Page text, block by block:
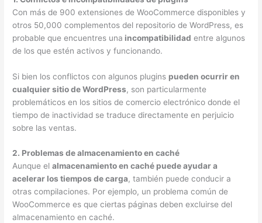
Con más de 900 extensiones de WooCommerce disponibles y
otros 50,000 complementos del repositorio de WordPress, es
probable que encuentres una incompatibilidad entre algunos
de los que estén activos y funcionando.
Si bien los conflictos con algunos plugins pueden ocurrir en
cualquier sitio de WordPress, son particularmente
problemáticos en los sitios de comercio electrónico donde el
tiempo de inactividad se traduce directamente en perjuicio
sobre las ventas.
2. Problemas de almacenamiento en caché
Aunque elalmacenamiento en caché puede ayudar a
acelerar los tiempos de carga, también puede conducir a
otras compilaciones. Por ejemplo, un problema común de
WooCommerce es que ciertas páginas deben excluirse del
almacenamiento en caché.